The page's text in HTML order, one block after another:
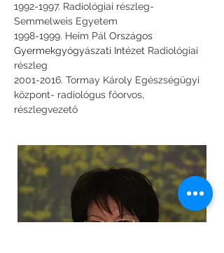
1992-1997. Radiológiai részleg-
Semmelweis Egyetem
1998-1999. Heim Pál Országos
Gyermekgyógyászati Intézet Radiológiai
részleg
2001-2016. Tormay Károly Egészségügyi
központ- radiológus főorvos,
részlegvezető